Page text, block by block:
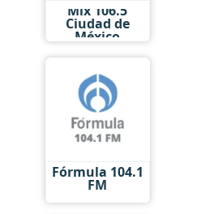
Mix 106.5
Ciudad de
México
Fórmula 104.1
FM